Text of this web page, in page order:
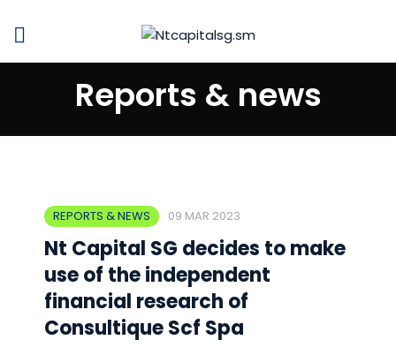
Reports & news
REPORTS & NEWS 09 MAR 2023
Nt Capital SG decides to make
use of the independent
financial research of
Consultique Scf Spa